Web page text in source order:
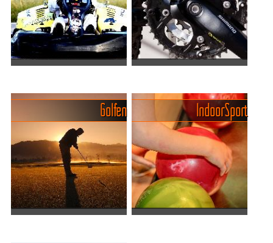
Viele Sportarten die man
hierzulande kaum vorfindet
oder die sich nur mit
grösserem bürokratischen
und/oder finanziellen
Aufwand betreiben lassen,
sin...
Tennis Über ein Dutzend
teilweise sehr schöne
Tennisanlagen finden sich in
der Stadt in den grossen
Hotels. Einige bieten neben
Trainern auch die Mög...
Golfen Indoor Sport